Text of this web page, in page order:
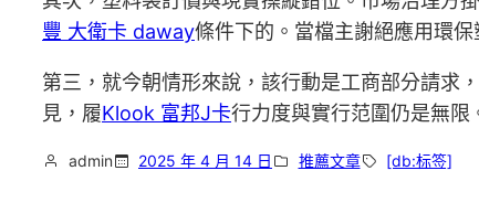
豐 大衛卡 daway條件下的。當檔主謝絕應用環
第三，就今朝情形來說，該行動是工商部分請求
見，履Klook 富邦J卡行力度與實行范圍仍是無限
admin 2025 年 4 月 14 日 推薦文章 [db:标签]